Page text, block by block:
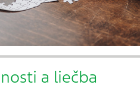
a liečba